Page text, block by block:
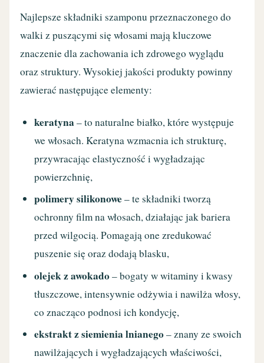
Najlepsze składniki szamponu przeznaczonego do
walki z puszącymi się włosami mają kluczowe
znaczenie dla zachowania ich zdrowego wyglądu
oraz struktury. Wysokiej jakości produkty powinny
zawierać następujące elementy:
keratyna – to naturalne białko, które występuje
we włosach. Keratyna wzmacnia ich strukturę,
przywracając elastyczność i wygładzając
powierzchnię,
polimery silikonowe– te składniki tworzą
ochronny film na włosach, działając jak bariera
przed wilgocią. Pomagają one zredukować
puszenie się oraz dodają blasku,
olejek z awokado– bogaty w witaminy i kwasy
tłuszczowe, intensywnie odżywia i nawilża włosy,
co znacząco podnosi ich kondycję,
ekstrakt z siemienia lnianego– znany ze swoich
nawilżających i wygładzających właściwości,